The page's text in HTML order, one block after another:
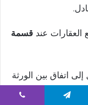
العقارات عند قسمة
اتفاق بين الورثة